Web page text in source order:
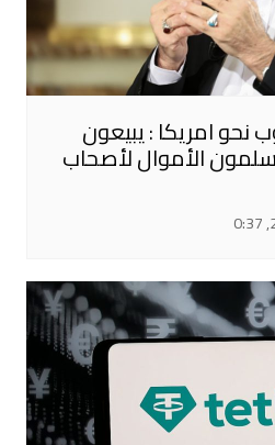
نحو امريكا : يبيعون
الأموال لأصحاب